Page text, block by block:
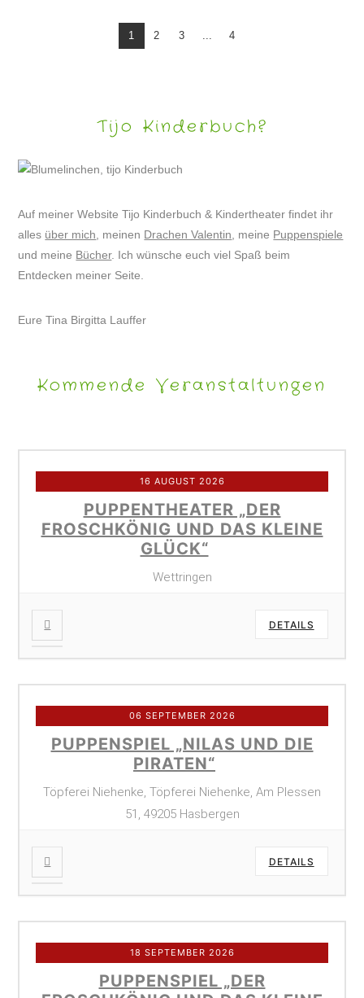
1 2 3 4
Tijo Kinderbuch?
Auf meiner Website Tijo Kinderbuch & Kindertheater findet ihr
alles über mich , meinen Drachen Valentin , meine Puppenspiele
und meine Bücher. Ich wünsche euch viel Spaß beim
Entdecken meiner Seite.
Eure Tina Birgitta Lauffer
Kommende Veranstaltungen
16 AUGUST 2026
PUPPENTHEATER „DER
FROSCHKÖNIG UND DAS KLEINE
GLÜCK“
Wettringen
DETAILS
06 SEPTEMBER 2026
PUPPENSPIEL „NILAS UND DIE
PIRATEN“
Töpferei Niehenke, Töpferei Niehenke, Am Plessen
51, 49205 Hasbergen
DETAILS
18 SEPTEMBER 2026
PUPPENSPIEL „DER